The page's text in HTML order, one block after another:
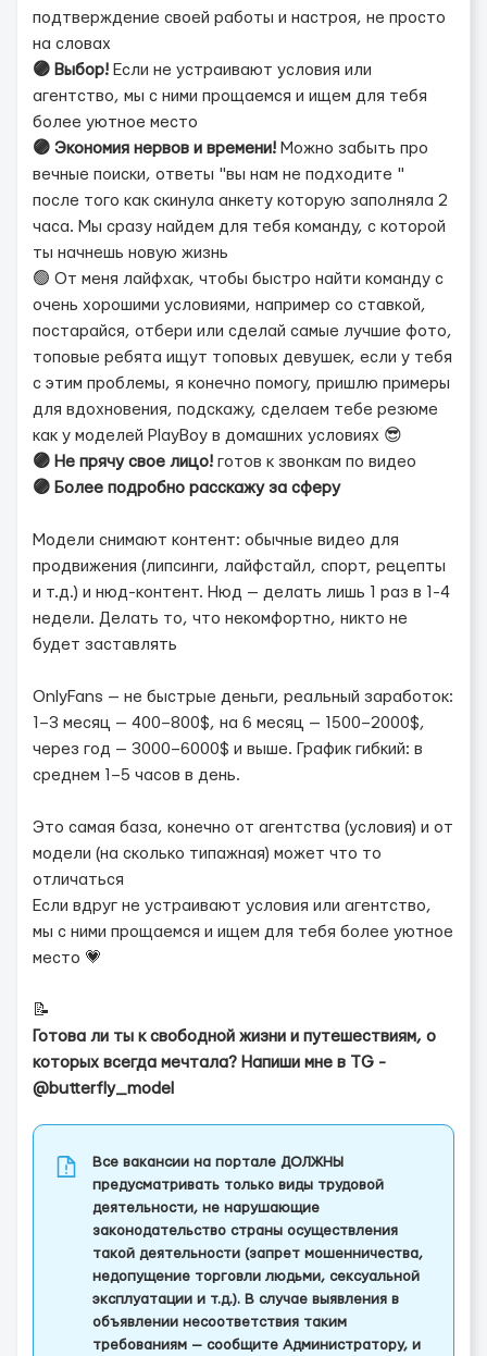
подтверждение своей работы и настроя, не просто
на словах
🟣 Выбор! Если не устраивают условия или
агентство, мы с ними прощаемся и ищем для тебя
более уютное место
🟣 Экономия нервов и времени! Можно забыть про
вечные поиски, ответы "вы нам не подходите "
после того как скинула анкету которую заполняла 2
часа. Мы сразу найдем для тебя команду, с которой
ты начнешь новую жизнь
🟢 От меня лайфхак, чтобы быстро найти команду с
очень хорошими условиями, например со ставкой,
постарайся, отбери или сделай самые лучшие фото,
топовые ребята ищут топовых девушек, если у тебя
с этим проблемы, я конечно помогу, пришлю примеры
для вдохновения, подскажу, сделаем тебе резюме
как у моделей PlayBoy в домашних условиях 😎
🟣 Не прячу свое лицо! готов к звонкам по видео
🟣 Более подробно расскажу за сферу
Модели снимают контент: обычные видео для
продвижения (липсинги, лайфстайл, спорт, рецепты
и т.д.) и нюд-контент. Нюд — делать лишь 1 раз в 1-4
недели. Делать то, что некомфортно, никто не
будет заставлять
OnlyFans — не быстрые деньги, реальный заработок:
1–3 месяц — 400–800$, на 6 месяц — 1500–2000$,
через год — 3000–6000$ и выше. График гибкий: в
среднем 1–5 часов в день.
Это самая база, конечно от агентства (условия) и от
модели (на сколько типажная) может что то
отличаться
Если вдруг не устраивают условия или агентство,
мы с ними прощаемся и ищем для тебя более уютное
место 💗
📝
Готова ли ты к свободной жизни и путешествиям, о
которых всегда мечтала? Напиши мне в TG -
@butterfly_model
Все вакансии на портале ДОЛЖНЫ
предусматривать только виды трудовой
деятельности, не нарушающие
законодательство страны осуществления
такой деятельности (запрет мошенничества,
недопущение торговли людьми, сексуальной
эксплуатации и т.д.). В случае выявления в
объявлении несоответствия таким
требованиям — сообщите Администратору, и